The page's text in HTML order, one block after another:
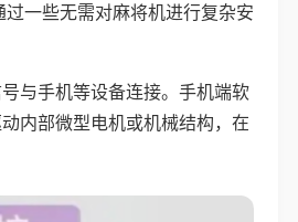
一些无需对麻将机进行复杂安
与手机等设备连接。手机端软
内部微型电机或机械结构，在